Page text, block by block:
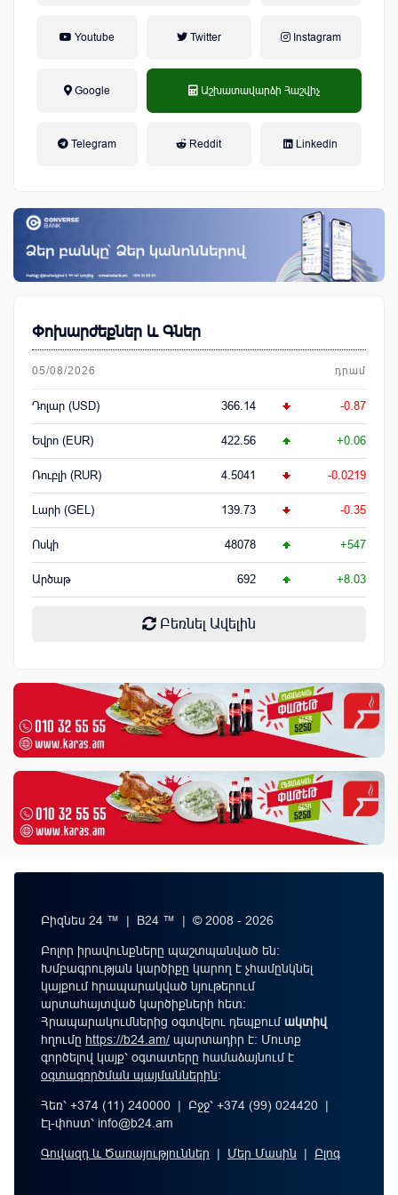
Youtube Twitter Instagram
Google Աշխատավարձի Հաշվիչ
Telegram Reddit Linkedin
Փոխարժեքներ և Գներ
05/08/2026 դրամ
Դոլար (USD) 366.14 -0.87
Եվրո (EUR) 422.56 +0.06
Ռուբլի (RUR) 4.5041 -0.0219
Լարի (GEL) 139.73 -0.35
Ոսկի 48078 +547
Արծաթ 692 +8.03
Բեռնել Ավելին
Բիզնես 24 ™ | B24 ™ | © 2008 - 2026
Բոլոր իրավունքները պաշտպանված են:
Խմբագրության կարծիքը կարող է չհամընկնել
կայքում հրապարակված նյութերում
արտահայտված կարծիքների հետ:
Հրապարակումներից օգտվելու դեպքումակտիվ
հղումը https://b24.am/ պարտադիր է: Մուտք
գործելով կայք՝ օգտատերը համաձայնում է
օգտագործման պայմաններին։
Հեռ՝ +374 (11) 240000 | Բջջ՝ +374 (99) 024420 |
Էլ-փոստ՝ info@b24.am
Գովազդ և Ծառայություններ | Մեր Մասին | Բլոգ